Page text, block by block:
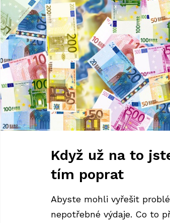
Když už na to
tím poprat
Abyste mohli vyřešit
nepotřebné výdaje. Co to